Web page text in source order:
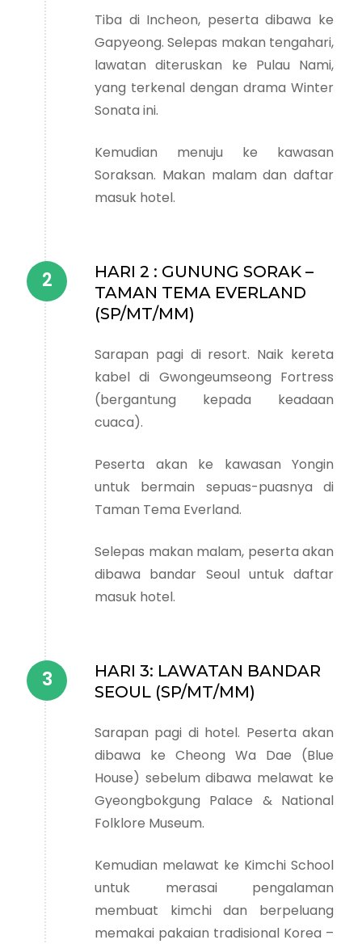
Tiba di Incheon, peserta dibawa ke
Gapyeong. Selepas makan tengahari,
lawatan diteruskan ke Pulau Nami,
yang terkenal dengan drama Winter
Sonata ini.
Kemudian menuju ke kawasan
Soraksan. Makan malam dan daftar
masuk hotel.
HARI 2 : GUNUNG SORAK –
TAMAN TEMA EVERLAND
(SP/MT/MM)
Sarapan pagi di resort. Naik kereta
kabel di Gwongeumseong Fortress
(bergantung kepada keadaan
cuaca).
Peserta akan ke kawasan Yongin
untuk bermain sepuas-puasnya di
Taman Tema Everland.
Selepas makan malam, peserta akan
dibawa bandar Seoul untuk daftar
masuk hotel.
HARI 3: LAWATAN BANDAR
SEOUL (SP/MT/MM)
Sarapan pagi di hotel. Peserta akan
dibawa ke Cheong Wa Dae (Blue
House) sebelum dibawa melawat ke
Gyeongbokgung Palace & National
Folklore Museum.
Kemudian melawat ke Kimchi School
untuk merasai pengalaman
membuat kimchi dan berpeluang
memakai pakaian tradisional Korea –